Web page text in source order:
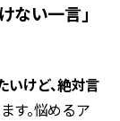
ない一言」
いけど、絶対言
す。悩めるア